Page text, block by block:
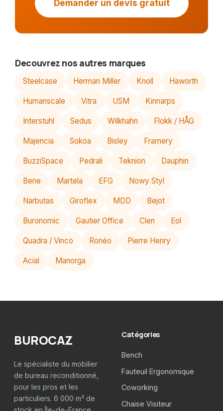
Demander un devis gratuit
Decouvrez nos autres marques
Steelcase Herman Miller Knoll Haworth
Humanscale Vitra USM Kinnarps
Interstuhl Sedus Wilkhahn Flokk / HÅG
Majencia Sokoa Bisley Framery
BuzziSpace Pedrali Teknion Dauphin
Bene Martela EFG Nowy Styl
Narbutas Giroflex MDD Bejot
Buronomic Gautier Office Clen Eol
Quadra / Vinco Ronéo Pierre Henry
Acial Manorga
BUROCAZ
Le spécialiste du mobilier
de bureau reconditionné,
pour les pros et les
particuliers. 6 000 m² de
Catégories
Bench
Fauteuil Ergonomique
Coworking
Chaise Visiteur